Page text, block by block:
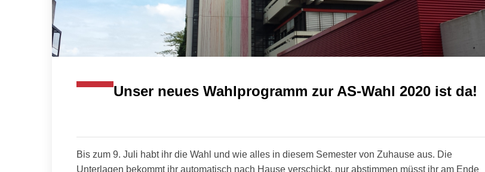
Unser neues Wahlprogramm zur AS-Wahl 2020 ist da!
Bis zum 9. Juli habt ihr die Wahl und wie alles in diesem Semester von Zuhause aus. Die
Unterlagen bekommt ihr automatisch nach Hause verschickt, nur abstimmen müsst ihr am Ende